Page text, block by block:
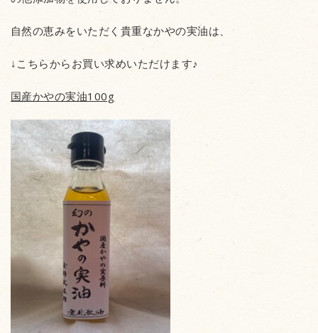
自然の恵みをいただく貴重なかやの実油は、
↓こちらからお買い求めいただけます♪
国産かやの実油100g